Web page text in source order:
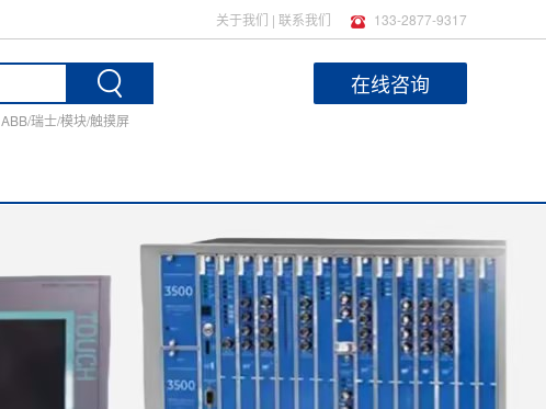
关于我们 | 联系我们 133-2877-9317
在线咨询
ABB/瑞士/模块/触摸屏